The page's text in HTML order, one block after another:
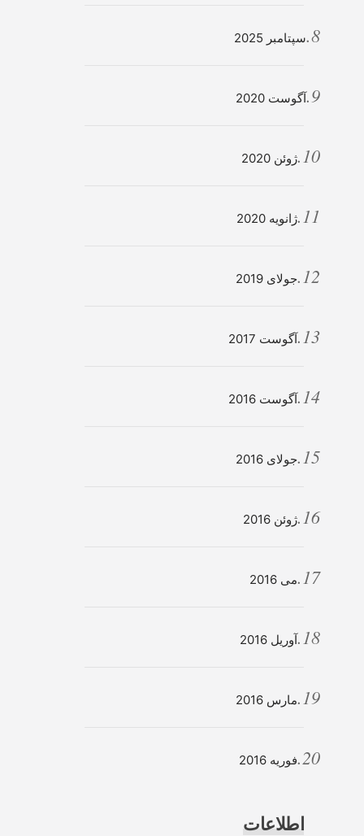
سپتامبر 2025
آگوست 2020
ژوئن 2020
ژانویه 2020
جولای 2019
آگوست 2017
آگوست 2016
جولای 2016
ژوئن 2016
می 2016
آوریل 2016
مارس 2016
فوریه 2016
اطلاعات